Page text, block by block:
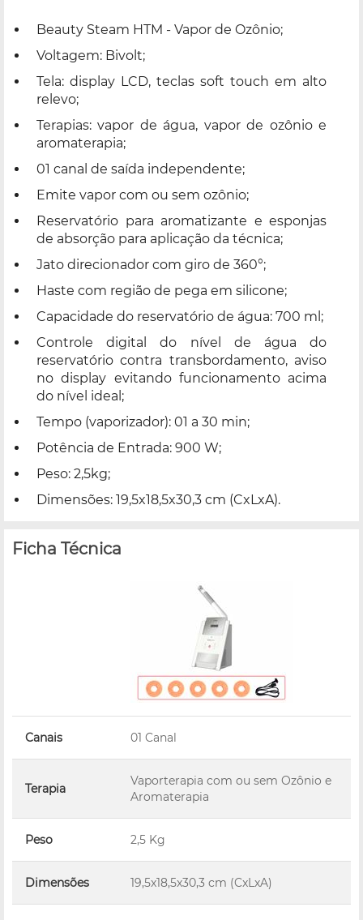
Beauty Steam HTM - Vapor de Ozônio;
Voltagem: Bivolt;
Tela: display LCD, teclas soft touch em alto
relevo;
Terapias: vapor de água, vapor de ozônio e
aromaterapia;
01 canal de saída independente;
Emite vapor com ou sem ozônio;
Reservatório para aromatizante e esponjas
de absorção para aplicação da técnica;
Jato direcionador com giro de 360°;
Haste com região de pega em silicone;
Capacidade do reservatório de água: 700 ml;
Controle digital do nível de água do
reservatório contra transbordamento, aviso
no display evitando funcionamento acima
do nível ideal;
Tempo (vaporizador): 01 a 30 min;
Potência de Entrada: 900 W;
Peso: 2,5kg;
Dimensões: 19,5x18,5x30,3 cm (CxLxA).
Ficha Técnica
Canais 01 Canal
Terapia
Vaporterapia com ou sem Ozônio e
Aromaterapia
Peso 2,5 Kg
Dimensões 19,5x18,5x30,3 cm (CxLxA)